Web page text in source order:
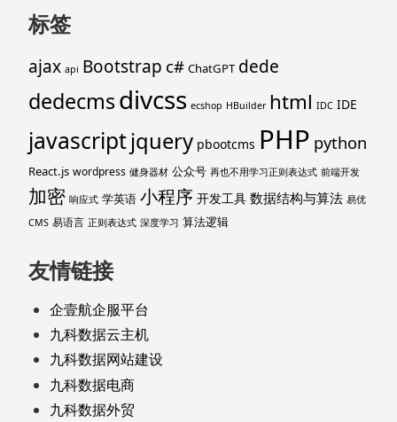
标签
ajax api Bootstrap c# ChatGPT dede
dedecmsdivcss ecshop HBuilder html IDC IDE
javascriptjquery pbootcms PHP python
React.js wordpress 健身器材 公众号 再也不用学习正则表达式 前端开发
加密 响应式 学英语 小程序 开发工具 数据结构与算法 易优
CMS 易语言 正则表达式 深度学习 算法逻辑
友情链接
企壹航企服平台
九科数据云主机
九科数据网站建设
九科数据电商
九科数据外贸